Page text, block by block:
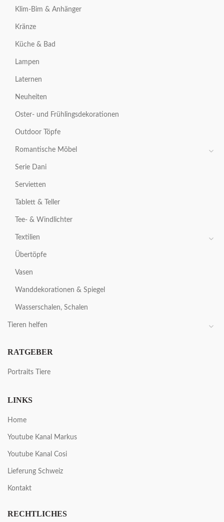
Klim-Bim & Anhänger
Kränze
Küche & Bad
Lampen
Laternen
Neuheiten
Oster- und Frühlingsdekorationen
Outdoor Töpfe
Romantische Möbel
Serie Dani
Servietten
Tablett & Teller
Tee- & Windlichter
Textilien
Übertöpfe
Vasen
Wanddekorationen & Spiegel
Wasserschalen, Schalen
Tieren helfen
RATGEBER
Portraits Tiere
LINKS
Home
Youtube Kanal Markus
Youtube Kanal Cosi
Lieferung Schweiz
Kontakt
RECHTLICHES